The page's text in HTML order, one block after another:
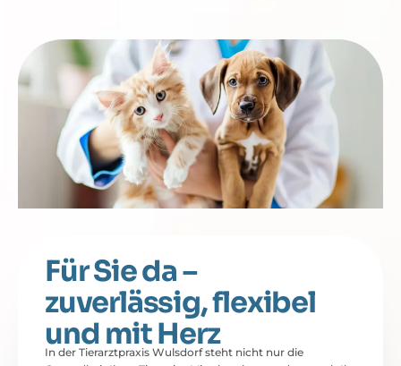
Für Sie da –
zuverlässig, flexibel
und mit Herz
In der Tierarztpraxis Wulsdorf steht nicht nur die